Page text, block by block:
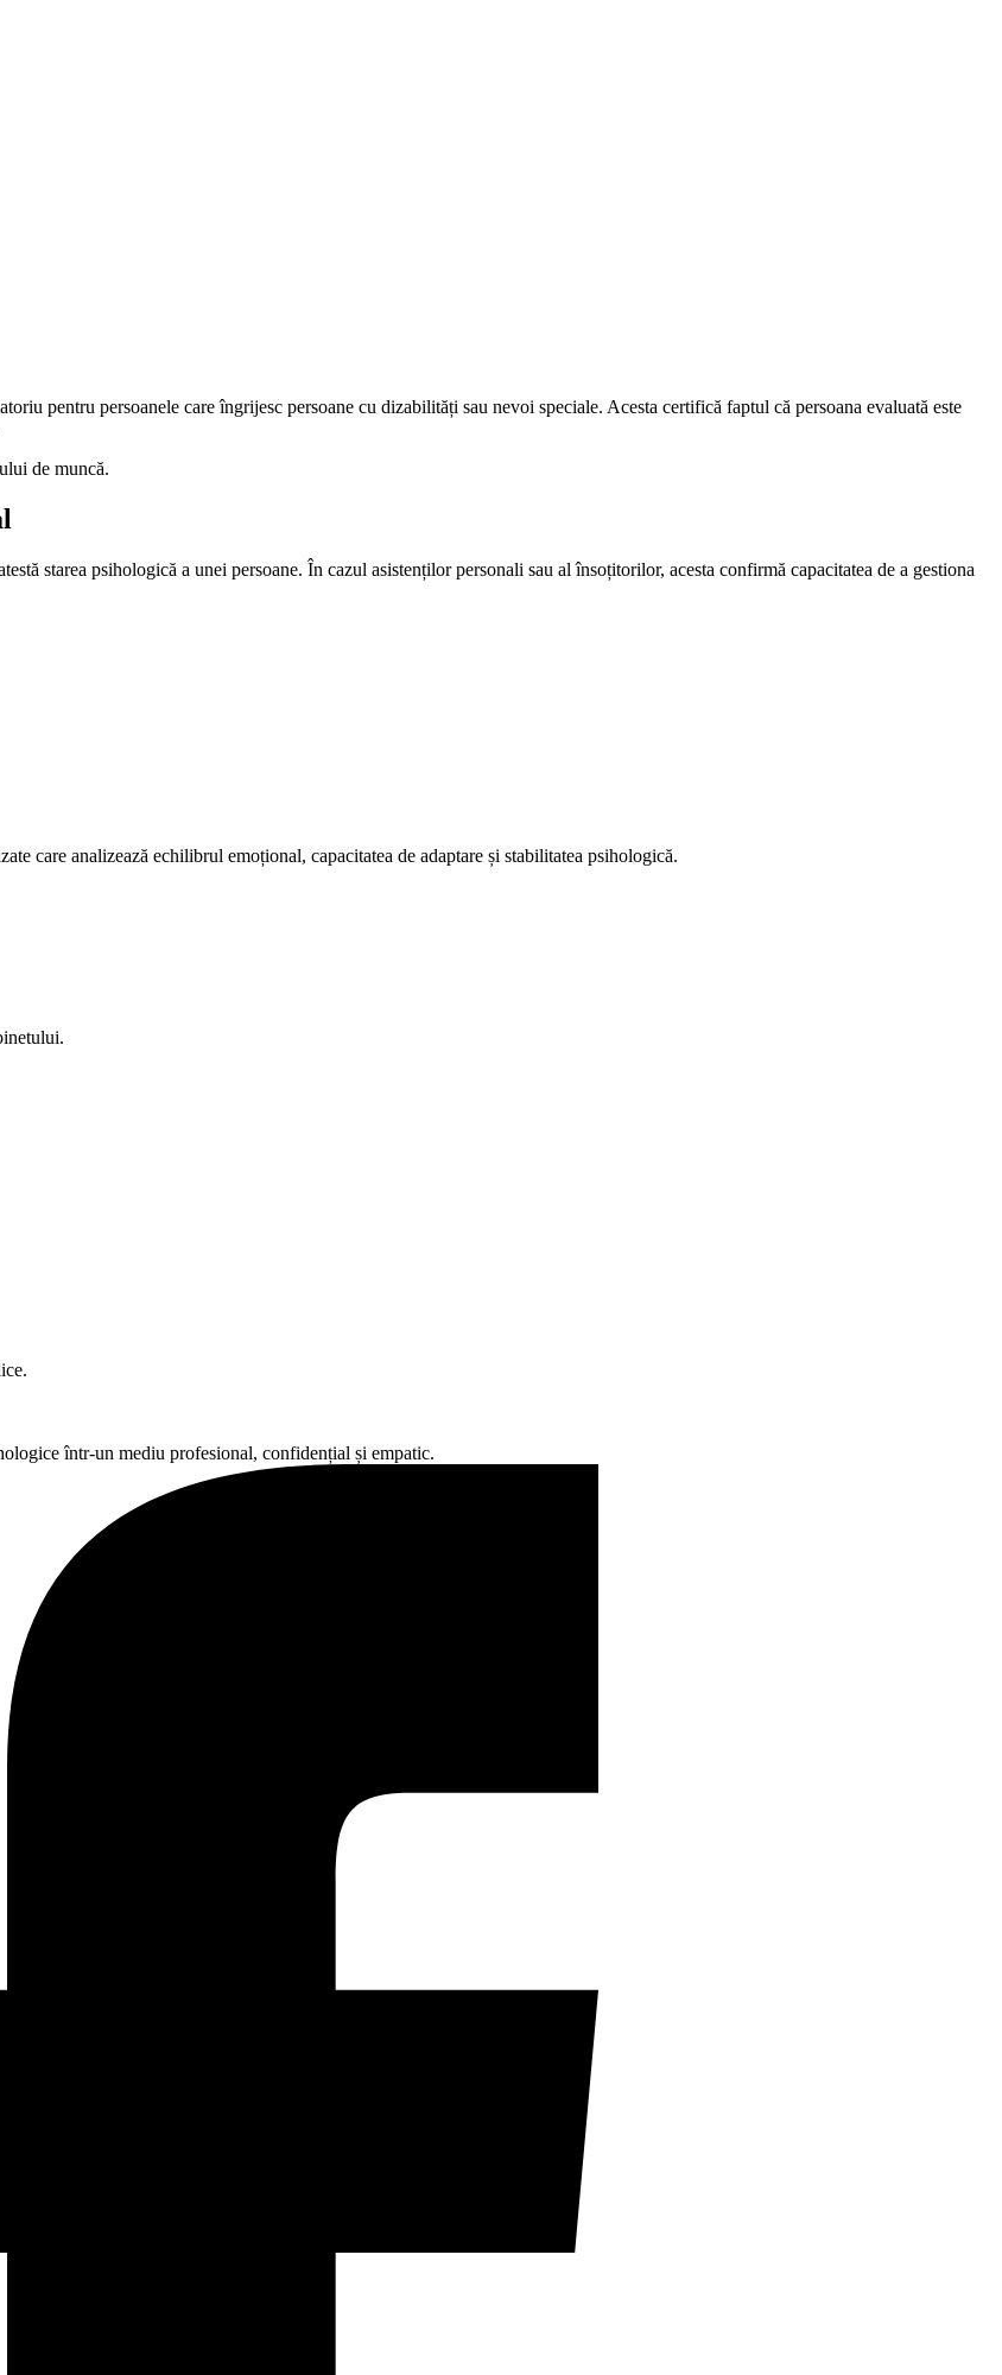
pentru persoanele care îngrijesc persoane cu dizabilități sau nevoi speciale. Acesta certifică faptul că persoana evaluată este
de muncă.
starea psihologică a unei persoane. În cazul asistenților personali sau al însoțitorilor, acesta confirmă capacitatea de a gestiona
care analizează echilibrul emoțional, capacitatea de adaptare și stabilitatea psihologică.
într-un mediu profesional, confidențial și empatic.